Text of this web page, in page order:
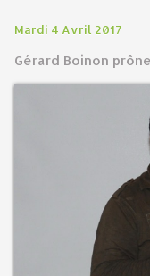
Mardi 4 Avril 2017
Gérard Boinon